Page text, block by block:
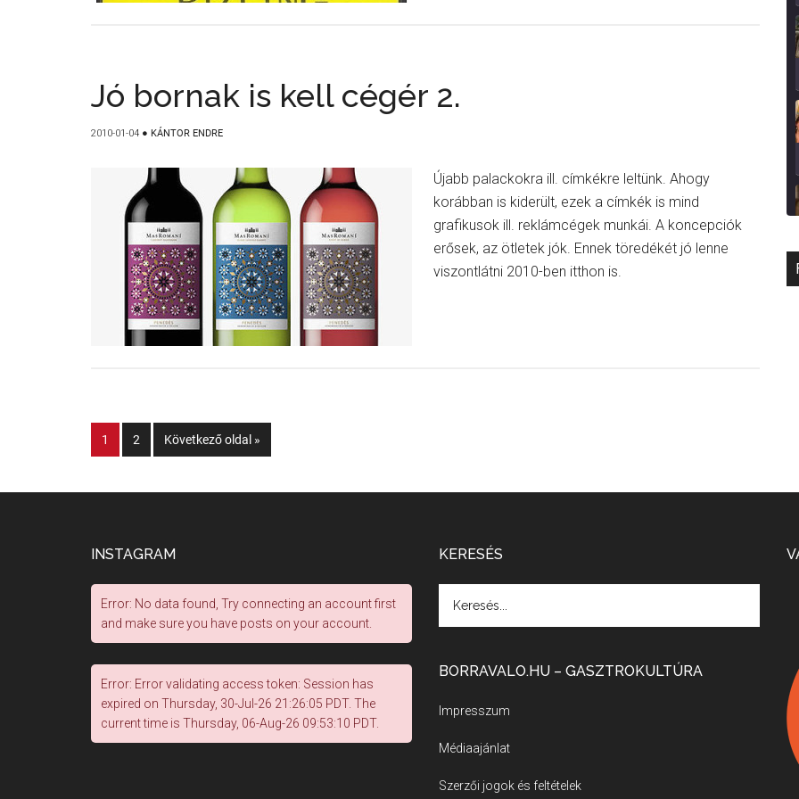
Jó bornak is kell cégér 2.
2010-01-04 ● KÁNTOR ENDRE
Újabb palackokra ill. címkékre leltünk. Ahogy
korábban is kiderült, ezek a címkék is mind
grafikusok ill. reklámcégek munkái. A koncepciók
erősek, az ötletek jók. Ennek töredékét jó lenne
viszontlátni 2010-ben itthon is.
1 2 Következő oldal »
INSTAGRAM
Error: No data found, Try connecting an account first
and make sure you have posts on your account.
Error: Error validating access token: Session has
expired on Thursday, 30-Jul-26 21:26:05 PDT. The
current time is Thursday, 06-Aug-26 09:53:10 PDT.
KERESÉS
BORRAVALO.HU – GASZTROKULTÚRA
Impresszum
Médiaajánlat
Szerzői jogok és feltételek